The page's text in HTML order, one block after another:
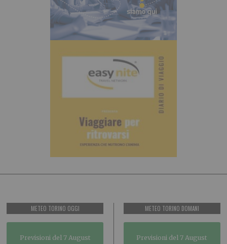
METEO TORINO OGGI
Previsioni del 7 August
METEO TORINO DOMANI
Previsioni del 7 August